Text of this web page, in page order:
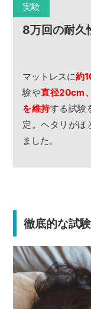
実験
8万回の耐久
マットレスに約
験や直径20cm
を維持する試験
定。ヘタリがほ
ました。
徹底的な試